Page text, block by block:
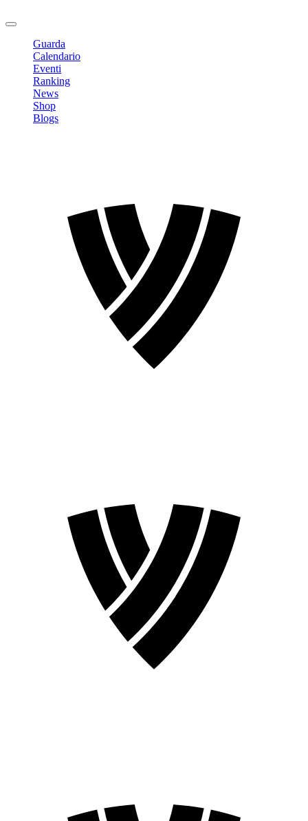
Guarda
Calendario
Eventi
Ranking
News
Shop
Blogs